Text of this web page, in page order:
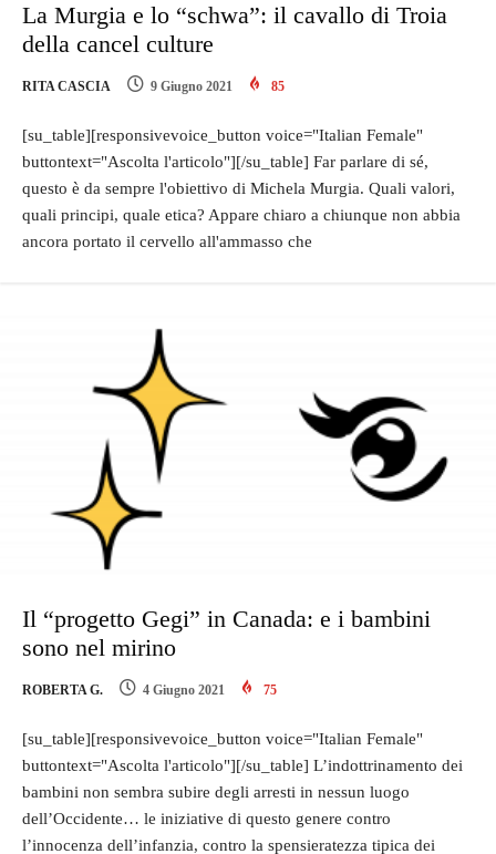
La Murgia e lo “schwa”: il cavallo di Troia
della cancel culture
RITA CASCIA 9 Giugno 2021 85
[su_table][responsivevoice_button voice="Italian Female"
buttontext="Ascolta l'articolo"][/su_table] Far parlare di sé,
questo è da sempre l'obiettivo di Michela Murgia. Quali valori,
quali principi, quale etica? Appare chiaro a chiunque non abbia
ancora portato il cervello all'ammasso che
Il “progetto Gegi” in Canada: e i bambini
sono nel mirino
ROBERTA G. 4 Giugno 2021 75
[su_table][responsivevoice_button voice="Italian Female"
buttontext="Ascolta l'articolo"][/su_table] L’indottrinamento dei
bambini non sembra subire degli arresti in nessun luogo
dell’Occidente… le iniziative di questo genere contro
l’innocenza dell’infanzia, contro la spensieratezza tipica dei